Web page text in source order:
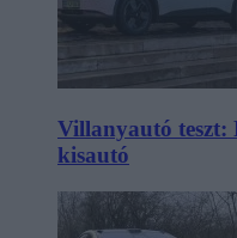
Villanyautó teszt:
kisautó